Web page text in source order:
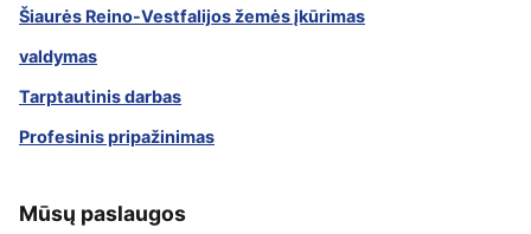
Šiaurės Reino-Vestfalijos žemės įkūrimas
valdymas
Tarptautinis darbas
Profesinis pripažinimas
Mūsų paslaugos